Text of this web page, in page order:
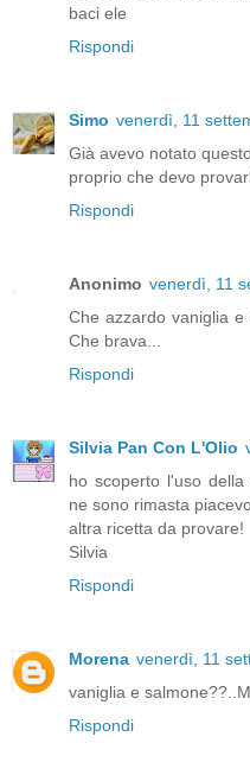
baci ele
Rispondi
Simo venerdì, 11
Già avevo notato
proprio che devo
Rispondi
Anonimo venerdì, 11
Che azzardo vaniglia
Che brava...
Rispondi
Silvia Pan Con L'Olio
ho scoperto l'uso
ne sono rimasta
altra ricetta da provare!
Silvia
Rispondi
Morena venerdì, 11
vaniglia e
Rispondi